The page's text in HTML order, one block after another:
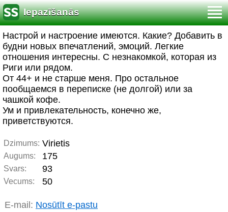
Iepazīšanās
Настрой и настроение имеются. Какие? Добавить в
будни новых впечатлений, эмоций. Легкие
отношения интересны. С незнакомкой, которая из
Риги или рядом.
От 44+ и не старше меня. Про остальное
пообщаемся в переписке (не долгой) или за
чашкой кофе.
Ум и привлекательность, конечно же,
приветствуются.
Dzimums: Virietis
Augums: 175
Svars: 93
Vecums: 50
E-mail: Nosūtīt e-pastu